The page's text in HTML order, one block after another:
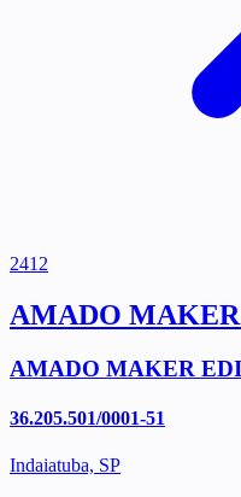
2412
AMADO
AMADO MAKER
36.205.501/0001-51
Indaiatuba, SP